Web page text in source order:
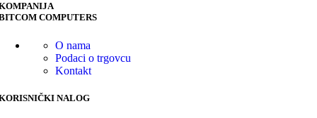
COMPUTERS
O nama
Podaci o trgovcu
Kontakt
NALOG